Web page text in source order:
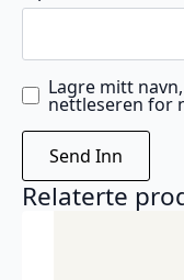
Lagre mitt
nettleseren for
Relaterte